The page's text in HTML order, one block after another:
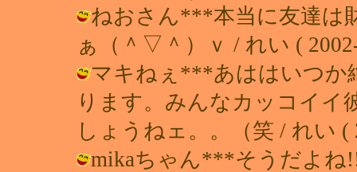
ねおさん***本当に友達は
ぁ（＾▽＾）ｖ / れい (
マキねぇ***あははいつか
ります。みんなカッコイイ
しょうねェ。。（笑 / れい (
mikaちゃん***そうだよね